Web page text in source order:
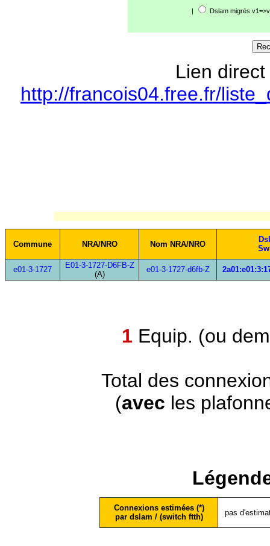
| Dslam migrés
Lien
http://francois04.free.fr/
Commune NRA/NRO Nom NRA/NRO
e01-3-1727
E01-3-1727-D6FB-Z
(A)
e01-3-1727-d6fb-Z
1 Equip. (ou
Total des
(avec les
Connexions estimées (*)
par dslam / (switch ftth)
pas